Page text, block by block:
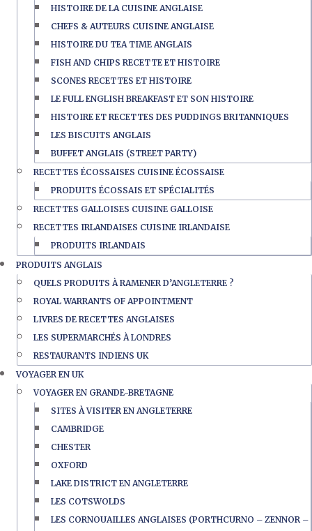
HISTOIRE DE LA CUISINE ANGLAISE
CHEFS & AUTEURS CUISINE ANGLAISE
HISTOIRE DU TEA TIME ANGLAIS
FISH AND CHIPS RECETTE ET HISTOIRE
SCONES RECETTES ET HISTOIRE
LE FULL ENGLISH BREAKFAST ET SON HISTOIRE
HISTOIRE ET RECETTES DES PUDDINGS BRITANNIQUES
LES BISCUITS ANGLAIS
BUFFET ANGLAIS (STREET PARTY)
RECETTES ÉCOSSAISES CUISINE ÉCOSSAISE
PRODUITS ÉCOSSAIS ET SPÉCIALITÉS
RECETTES GALLOISES CUISINE GALLOISE
RECETTES IRLANDAISES CUISINE IRLANDAISE
PRODUITS IRLANDAIS
PRODUITS ANGLAIS
QUELS PRODUITS À RAMENER D’ANGLETERRE ?
ROYAL WARRANTS OF APPOINTMENT
LIVRES DE RECETTES ANGLAISES
LES SUPERMARCHÉS À LONDRES
RESTAURANTS INDIENS UK
VOYAGER EN UK
VOYAGER EN GRANDE-BRETAGNE
SITES À VISITER EN ANGLETERRE
CAMBRIDGE
CHESTER
OXFORD
LAKE DISTRICT EN ANGLETERRE
LES COTSWOLDS
LES CORNOUAILLES ANGLAISES (PORTHCURNO – ZENNOR –